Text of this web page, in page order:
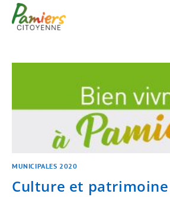
MUNICIPALES 2020
Culture et patrimoine